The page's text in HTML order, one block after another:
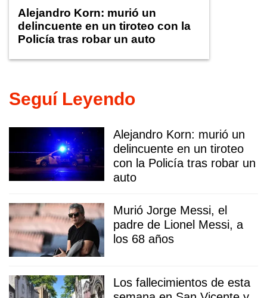
Alejandro Korn: murió un
delincuente en un tiroteo con la
Policía tras robar un auto
Seguí Leyendo
Alejandro Korn: murió un
delincuente en un tiroteo
con la Policía tras robar un
auto
Murió Jorge Messi, el
padre de Lionel Messi, a
los 68 años
Los fallecimientos de esta